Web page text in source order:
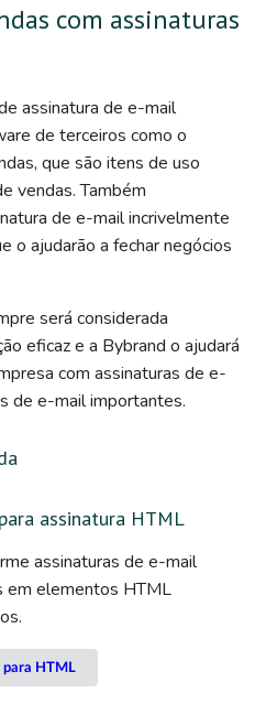
com assinaturas
assinatura de e-mail
de terceiros como o
que são itens de uso
vendas. Também
de e-mail incrivelmente
o ajudarão a fechar negócios
será considerada
eficaz e a Bybrand o ajudará
com assinaturas de e-
de e-mail importantes.
assinatura HTML
assinaturas de e-mail
em elementos HTML
para HTML